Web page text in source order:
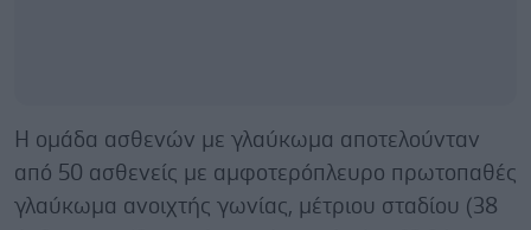
Η ομάδα ασθενών με γλαύκωμα αποτελούνταν
από 50 ασθενείς με αμφοτερόπλευρο πρωτοπαθές
γλαύκωμα ανοιχτής γωνίας, μέτριου σταδίου (38